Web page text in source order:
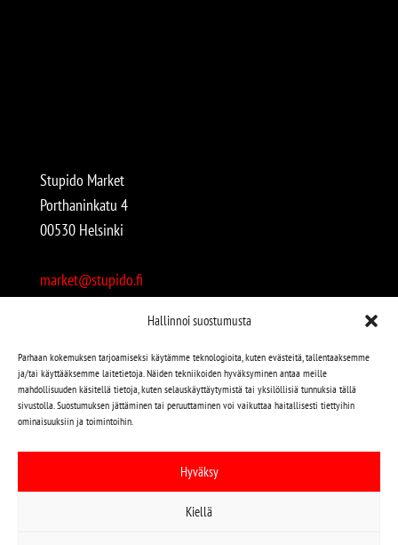
Hallinnoi suostumusta
Parhaan kokemuksen tarjoamiseksi käytämme teknologioita, kuten evästeitä, tallentaaksemme
ja/tai käyttääksemme laitetietoja. Näiden tekniikoiden hyväksyminen antaa meille
mahdollisuuden käsitellä tietoja, kuten selauskäyttäytymistä tai yksilöllisiä tunnuksia tällä
sivustolla. Suostumuksen jättäminen tai peruuttaminen voi vaikuttaa haitallisesti tiettyihin
ominaisuuksiin ja toimintoihin.
Hyväksy
Kiellä
Stupido Market
Porthaninkatu 4
00530 Helsinki
market@stupido.fi
Avoinna:
arkisin 12-18
lauantaisin 12-17
Stupido löytyy myös kivijalasta!
Stupido Marketista löydät niin uudet kuin käytetytkin
levyt, vaatteet, kirjat, korut jne jne…